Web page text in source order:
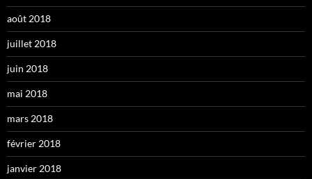
août 2018
juillet 2018
juin 2018
mai 2018
mars 2018
février 2018
janvier 2018